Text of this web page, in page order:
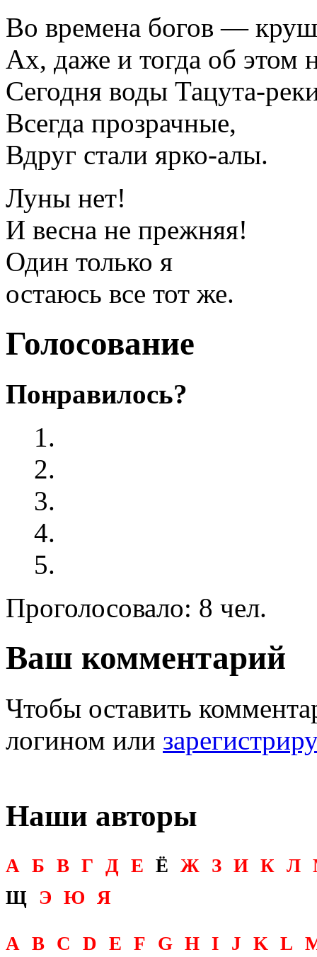
Во времена богов —
Ах, даже и тогда об этом
Сегодня воды Тацута-
Всегда прозрачные,
Вдруг стали ярко-алы.
Луны нет!
И весна не прежняя!
Один только я
остаюсь все тот же.
Голосование
Понравилось?
Проголосовало: 8 чел.
Ваш комментарий
Чтобы оставить
логином или
Наши авторы
А Б В Г Д Е Ё Ж З И К Л
Щ Э Ю Я
A B C D E F G H I J K L